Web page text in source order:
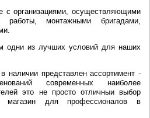
осуществляющими
работы, монтажными бригадами,
из лучших условий для наших
представлен ассортимент -
современных наиболее
это не просто отличныи выбор
магазин для профессионалов в